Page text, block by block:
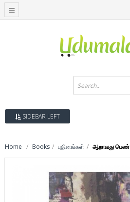
SIDEBAR LEFT
Home Books புதினங்கள் ஆறாவது பெண்